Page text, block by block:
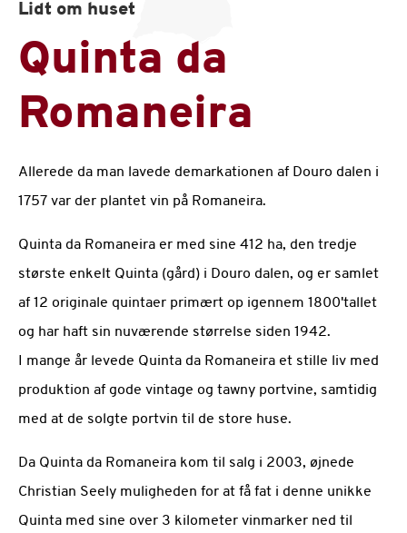
Lidt om huset
Quinta da
Romaneira
Allerede da man lavede demarkationen af Douro dalen i
1757 var der plantet vin på Romaneira.
Quinta da Romaneira er med sine 412 ha, den tredje
største enkelt Quinta (gård) i Douro dalen, og er samlet
af 12 originale quintaer primært op igennem 1800'tallet
og har haft sin nuværende størrelse siden 1942.
I mange år levede Quinta da Romaneira et stille liv med
produktion af gode vintage og tawny portvine, samtidig
med at de solgte portvin til de store huse.
Da Quinta da Romaneira kom til salg i 2003, øjnede
Christian Seely muligheden for at få fat i denne unikke
Quinta med sine over 3 kilometer vinmarker ned til